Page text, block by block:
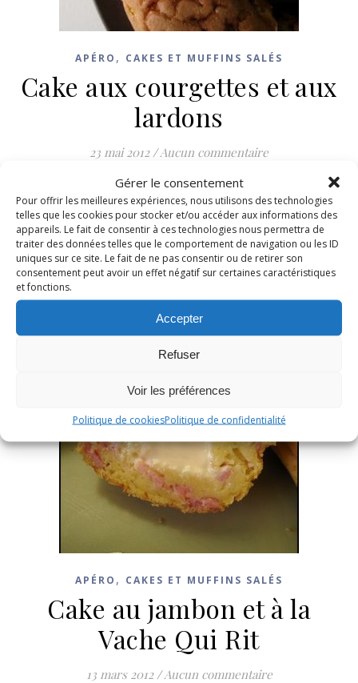
Gérer le consentement
Pour offrir les meilleures expériences, nous utilisons des technologies
telles que les cookies pour stocker et/ou accéder aux informations des
appareils. Le fait de consentir à ces technologies nous permettra de
traiter des données telles que le comportement de navigation ou les ID
uniques sur ce site. Le fait de ne pas consentir ou de retirer son
consentement peut avoir un effet négatif sur certaines caractéristiques
et fonctions.
Accepter
Refuser
Voir les préférences
Politique de cookiesPolitique de confidentialité
APÉRO , CAKES ET MUFFINS SALÉS
Cake aux courgettes et aux
lardons
23 mai 2012 /Aucun commentaire
LIRE LA SUITE
APÉRO , CAKES ET MUFFINS SALÉS
Cake au jambon et à la
Vache Qui Rit
13 mars 2012 /Aucun commentaire